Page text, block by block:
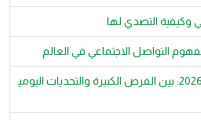
وكيفية التصدي لها
التواصل الاجتماعي في العالم
مواقع التواصل الاجتماعي في 2026: بين الفرص الكبيرة والتحديات اليومي